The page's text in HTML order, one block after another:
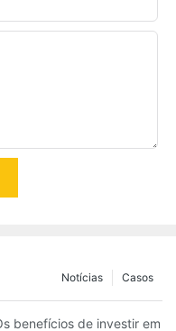
Casos
Notícias
benefícios de investir em